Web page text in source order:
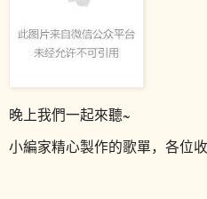
晚上我們一起來聽~
小編家精心製作的歌單，各位